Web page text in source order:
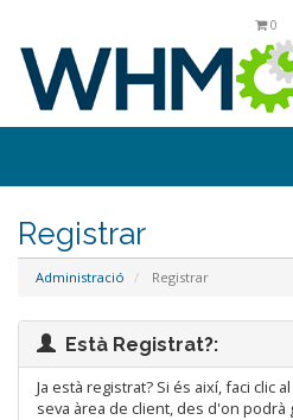
0
Registrar
Administració Registrar
Està Registrat?:
Ja està registrat? Si és així, faci clic
seva àrea de client, des d'on